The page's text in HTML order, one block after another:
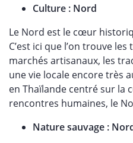
Culture : Nord
Le Nord est le cœur
C’est ici que l’on trouve
marchés artisanaux, les
une vie locale encore très
en Thaïlande centré sur la
rencontres humaines, le
Nature sauvage :